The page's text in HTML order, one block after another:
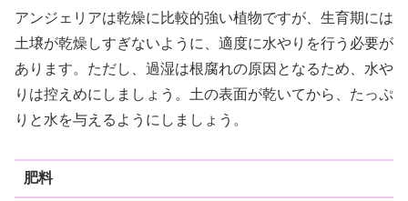
アンジェリアは乾燥に比較的強い植物ですが、生育期には
土壌が乾燥しすぎないように、適度に水やりを行う必要が
あります。ただし、過湿は根腐れの原因となるため、水や
りは控えめにしましょう。土の表面が乾いてから、たっぷ
りと水を与えるようにしましょう。
肥料